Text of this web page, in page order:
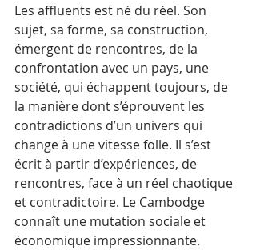
Les affluents est né du réel. Son
sujet, sa forme, sa construction,
émergent de rencontres, de la
confrontation avec un pays, une
société, qui échappent toujours, de
la manière dont s’éprouvent les
contradictions d’un univers qui
change à une vitesse folle. Il s’est
écrit à partir d’expériences, de
rencontres, face à un réel chaotique
et contradictoire. Le Cambodge
connaît une mutation sociale et
économique impressionnante.